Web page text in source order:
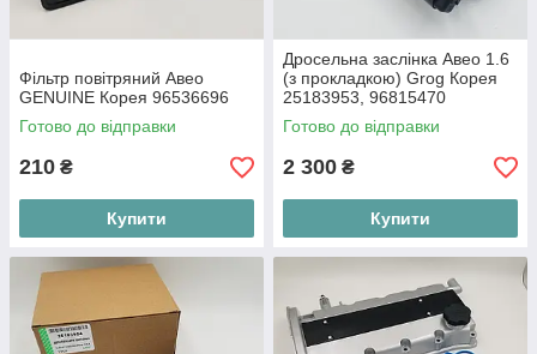
Фільтр повітряний Авео
GENUINE Корея 96536696
Готово до відправки
210 ₴
Купити
Дросельна заслінка Авео 1.6
(з прокладкою) Grog Корея
25183953, 96815470
Готово до відправки
2 300 ₴
Купити